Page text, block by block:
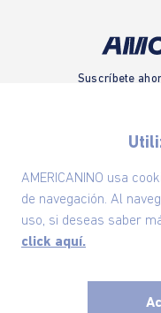
AMERICANINO usa
de navegación. Al
uso, si deseas saber
click aquí.
Suscríbete
las ofertas
Nuestra Marca